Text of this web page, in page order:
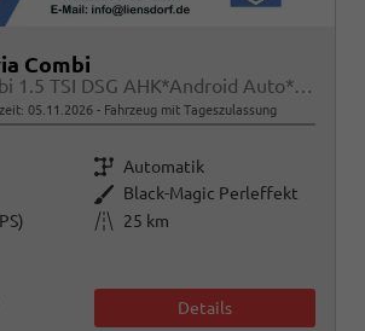
Combi
Selection Kombi 1.5 TSI DSG AHK*Android Auto*ACC*SHZ*E-Heck*Keyless*Kamera*2Z Klimaauto
05.11.2026 Fahrzeug mit Tageszulassung
Getriebe Automatik
Außenfarbe Black-Magic Perleffekt
Kilometerstand
25 km
Details